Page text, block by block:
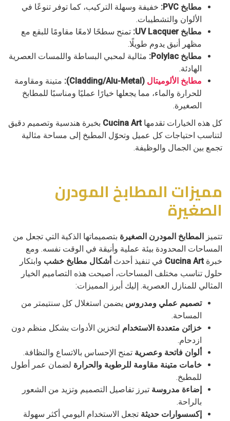
مطابخ PVC:
خفيفة وسهلة التركيب، كما توفر تنوعًا في
الألوان والتشطيبات.
مطابخ UV Lacquer:
تمنح سطحًا لامعًا مقاومًا للبقع مع
مظهر أنيق يدوم طويلًا.
مطابخ Polylac:
مثالية لمحبي البساطة واللمسات العصرية
الهادئة.
مطابخ الألوميتال (Cladding/Alu-Metal):
متينة ومقاومة
للحرارة والماء، مما يجعلها خيارًا عمليًا ومناسبًا للمطابخ
الصغيرة.
كل هذه الخيارات تقدمها Cucina Art بخبرة هندسية وتصميم دقيق
لتناسب احتياجات كل عميل وتحوّل المطبخ إلى مساحة مثالية
تجمع بين الجمال والوظيفة.
مميزات المطابخ المودرن
الصغيرة
تتميز المطابخ المودرن الصغيرة بتصميماتها الذكية التي تجعل من
المساحات المحدودة بيئة عملية وأنيقة في الوقت نفسه. ومع
خبرة Cucina Art في تنفيذ أحدث أشكال مطابخ خشب وابتكار
حلول تناسب مختلف المساحات، أصبحت هذه التصاميم الخيار
المثالي للمنازل العصرية. إليك أبرز المميزات:
تصميم عملي ومدروس يضمن استغلال كل سنتيمتر من
المساحة.
خزائن متعددة الاستخدام لتخزين الأدوات بشكل منظم دون
ازدحام.
ألوان فاتحة وعصرية تمنح الإحساس بالاتساع والنظافة.
خامات متينة مقاومة للرطوبة والحرارة لضمان عمر أطول
للمطبخ.
إضاءة مدروسة تبرز تفاصيل التصميم وتزيد من الشعور
بالراحة.
إكسسوارات حديثة تجعل الاستخدام اليومي أكثر سهولة